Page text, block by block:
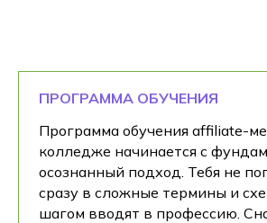
ПРОГРАММА ОБУЧЕНИЯ
Программа обучения affiliate-
колледже начинается с
осознанный подход. Тебя не
сразу в сложные термины и
шагом вводят в профессию.